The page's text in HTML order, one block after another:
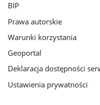
BIP
Prawa autorskie
Warunki korzystania
Geoportal
Deklaracja dostępności
Ustawienia prywatności